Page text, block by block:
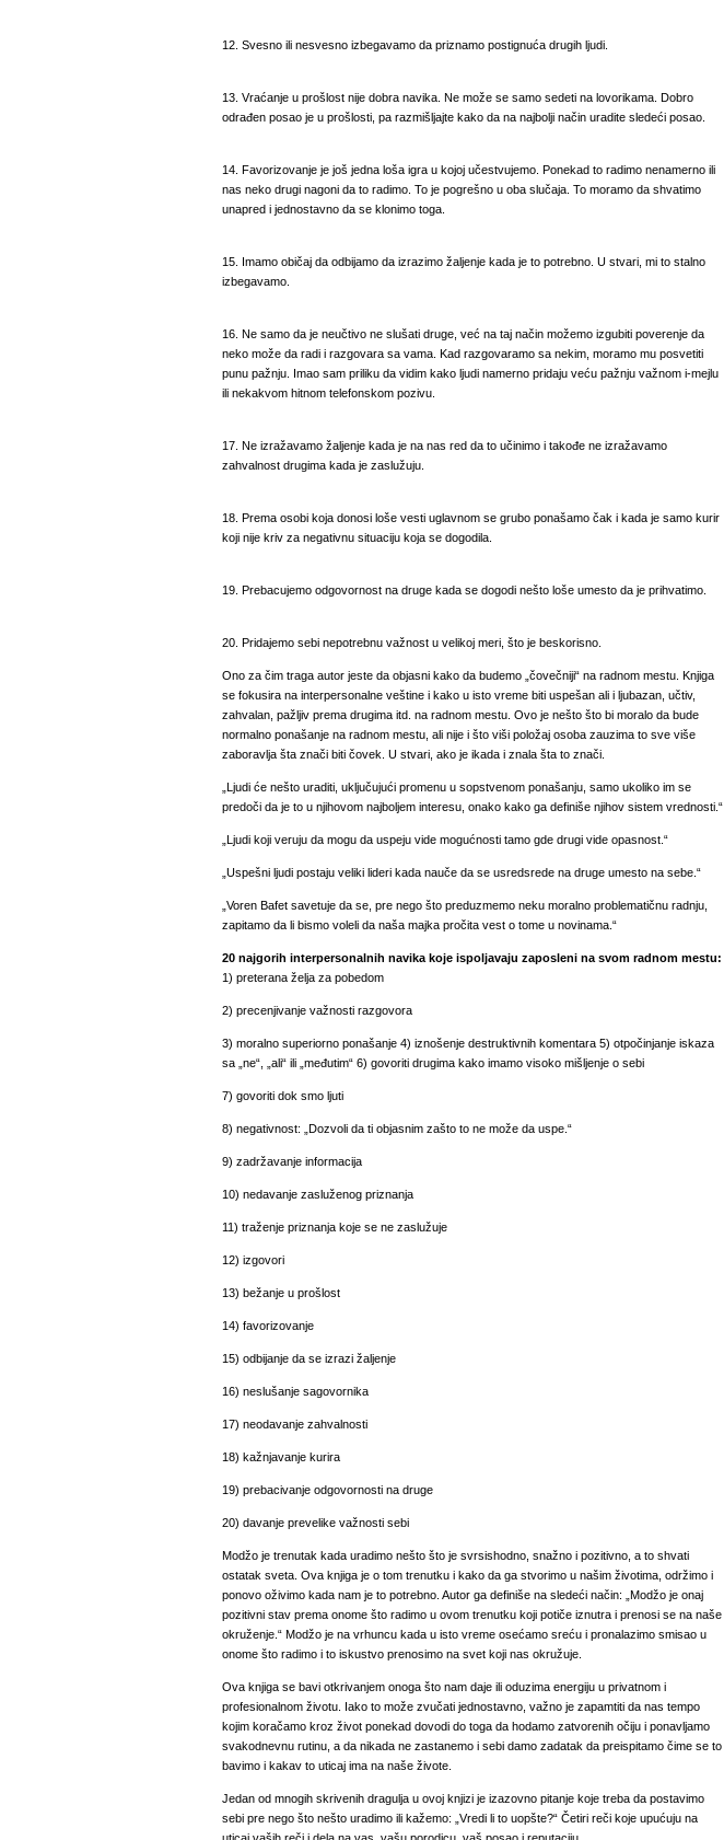
12. Svesno ili nesvesno izbegavamo da priznamo postignuća drugih ljudi.
13. Vraćanje u prošlost nije dobra navika. Ne može se samo sedeti na lovorikama. Dobro
odrađen posao je u prošlosti, pa razmišljajte kako da na najbolji način uradite sledeći posao.
14. Favorizovanje je još jedna loša igra u kojoj učestvujemo. Ponekad to radimo nenamerno ili
nas neko drugi nagoni da to radimo. To je pogrešno u oba slučaja. To moramo da shvatimo
unapred i jednostavno da se klonimo toga.
15. Imamo običaj da odbijamo da izrazimo žaljenje kada je to potrebno. U stvari, mi to stalno
izbegavamo.
16. Ne samo da je neučtivo ne slušati druge, već na taj način možemo izgubiti poverenje da
neko može da radi i razgovara sa vama. Kad razgovaramo sa nekim, moramo mu posvetiti
punu pažnju. Imao sam priliku da vidim kako ljudi namerno pridaju veću pažnju važnom i-mejlu
ili nekakvom hitnom telefonskom pozivu.
17. Ne izražavamo žaljenje kada je na nas red da to učinimo i takođe ne izražavamo
zahvalnost drugima kada je zaslužuju.
18. Prema osobi koja donosi loše vesti uglavnom se grubo ponašamo čak i kada je samo kurir
koji nije kriv za negativnu situaciju koja se dogodila.
19. Prebacujemo odgovornost na druge kada se dogodi nešto loše umesto da je prihvatimo.
20. Pridajemo sebi nepotrebnu važnost u velikoj meri, što je beskorisno.
Ono za čim traga autor jeste da objasni kako da budemo „čovečniji“ na radnom mestu. Knjiga
se fokusira na interpersonalne veštine i kako u isto vreme biti uspešan ali i ljubazan, učtiv,
zahvalan, pažljiv prema drugima itd. na radnom mestu. Ovo je nešto što bi moralo da bude
normalno ponašanje na radnom mestu, ali nije i što viši položaj osoba zauzima to sve više
zaboravlja šta znači biti čovek. U stvari, ako je ikada i znala šta to znači.
„Ljudi će nešto uraditi, uključujući promenu u sopstvenom ponašanju, samo ukoliko im se
predoči da je to u njihovom najboljem interesu, onako kako ga definiše njihov sistem vrednosti.“
„Ljudi koji veruju da mogu da uspeju vide mogućnosti tamo gde drugi vide opasnost.“
„Uspešni ljudi postaju veliki lideri kada nauče da se usredsrede na druge umesto na sebe.“
„Voren Bafet savetuje da se, pre nego što preduzmemo neku moralno problematičnu radnju,
zapitamo da li bismo voleli da naša majka pročita vest o tome u novinama.“
20 najgorih interpersonalnih navika koje ispoljavaju zaposleni na svom radnom mestu:
1) preterana želja za pobedom
2) precenjivanje važnosti razgovora
3) moralno superiorno ponašanje 4) iznošenje destruktivnih komentara 5) otpočinjanje iskaza
sa „ne“, „ali“ ili „međutim“ 6) govoriti drugima kako imamo visoko mišljenje o sebi
7) govoriti dok smo ljuti
8) negativnost: „Dozvoli da ti objasnim zašto to ne može da uspe.“
9) zadržavanje informacija
10) nedavanje zasluženog priznanja
11) traženje priznanja koje se ne zaslužuje
12) izgovori
13) bežanje u prošlost
14) favorizovanje
15) odbijanje da se izrazi žaljenje
16) neslušanje sagovornika
17) neodavanje zahvalnosti
18) kažnjavanje kurira
19) prebacivanje odgovornosti na druge
20) davanje prevelike važnosti sebi
Modžo je trenutak kada uradimo nešto što je svrsishodno, snažno i pozitivno, a to shvati
ostatak sveta. Ova knjiga je o tom trenutku i kako da ga stvorimo u našim životima, održimo i
ponovo oživimo kada nam je to potrebno. Autor ga definiše na sledeći način: „Modžo je onaj
pozitivni stav prema onome što radimo u ovom trenutku koji potiče iznutra i prenosi se na naše
okruženje.“ Modžo je na vrhuncu kada u isto vreme osećamo sreću i pronalazimo smisao u
onome što radimo i to iskustvo prenosimo na svet koji nas okružuje.
Ova knjiga se bavi otkrivanjem onoga što nam daje ili oduzima energiju u privatnom i
profesionalnom životu. Iako to može zvučati jednostavno, važno je zapamtiti da nas tempo
kojim koračamo kroz život ponekad dovodi do toga da hodamo zatvorenih očiju i ponavljamo
svakodnevnu rutinu, a da nikada ne zastanemo i sebi damo zadatak da preispitamo čime se to
bavimo i kakav to uticaj ima na naše živote.
Jedan od mnogih skrivenih dragulja u ovoj knjizi je izazovno pitanje koje treba da postavimo
sebi pre nego što nešto uradimo ili kažemo: „Vredi li to uopšte?“ Četiri reči koje upućuju na